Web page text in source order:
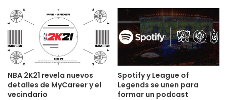
NBA 2K21 revela nuevos
detalles de MyCareer y el
vecindario
Spotify y League of
Legends se unen para
formar un podcast